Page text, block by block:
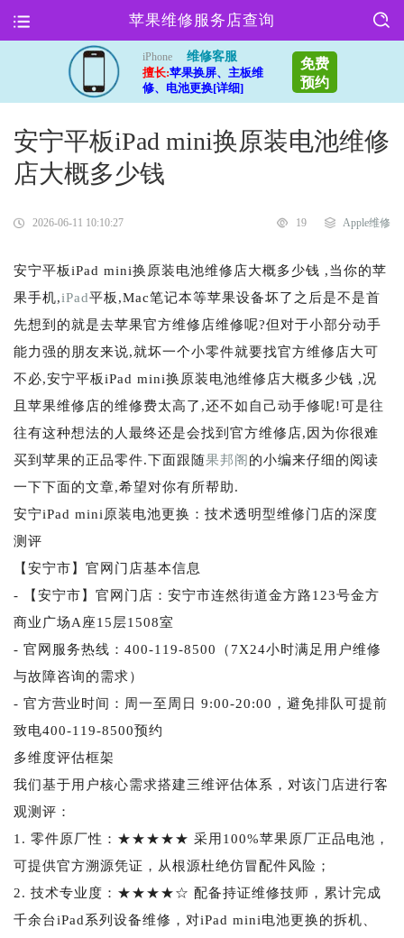
苹果维修服务店查询
iPhone
维修客服
擅长:苹果换屏、主板维
修、电池更换[详细]
免费
预约
安宁平板iPad mini换原装电池维修
店大概多少钱
2026-06-11 10:10:27 19 Apple维修
安宁平板iPad mini换原装电池维修店大概多少钱 ,当你的苹
果手机,iPad平板,Mac笔记本等苹果设备坏了之后是不是首
先想到的就是去苹果官方维修店维修呢?但对于小部分动手
能力强的朋友来说,就坏一个小零件就要找官方维修店大可
不必,安宁平板iPad mini换原装电池维修店大概多少钱 ,况
且苹果维修店的维修费太高了,还不如自己动手修呢!可是往
往有这种想法的人最终还是会找到官方维修店,因为你很难
买到苹果的正品零件.下面跟随果邦阁的小编来仔细的阅读
一下下面的文章,希望对你有所帮助.
安宁iPad mini原装电池更换：技术透明型维修门店的深度
测评
【安宁市】官网门店基本信息
- 【安宁市】官网门店：安宁市连然街道金方路123号金方
商业广场A座15层1508室
- 官网服务热线：400-119-8500（7X24小时满足用户维修
与故障咨询的需求）
- 官方营业时间：周一至周日 9:00-20:00，避免排队可提前
致电400-119-8500预约
多维度评估框架
我们基于用户核心需求搭建三维评估体系，对该门店进行客
观测评：
1. 零件原厂性：★★★★★ 采用100%苹果原厂正品电池，
可提供官方溯源凭证，从根源杜绝仿冒配件风险；
2. 技术专业度：★★★★☆ 配备持证维修技师，累计完成
千余台iPad系列设备维修，对iPad mini电池更换的拆机、